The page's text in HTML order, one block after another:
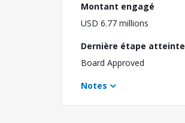
Montant engagé
USD 6.77 millions
Dernière étape atteinte
Board Approved
Notes